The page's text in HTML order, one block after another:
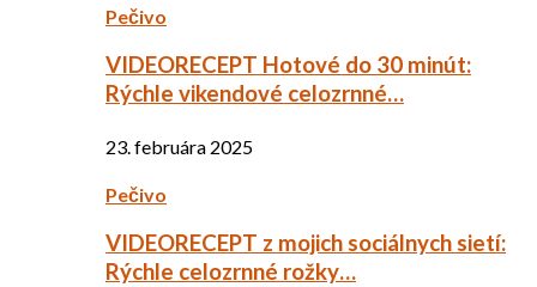
Pečivo
VIDEORECEPT Hotové do 30 minút:
Rýchle vikendové celozrnné…
23. februára 2025
Pečivo
VIDEORECEPT z mojich sociálnych sietí:
Rýchle celozrnné rožky…